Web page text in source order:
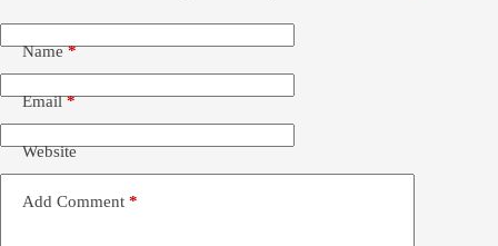
Name*
Email*
Website
Add Comment *